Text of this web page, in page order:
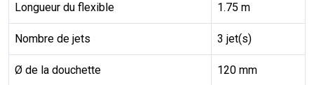
Longueur du flexible 1.75 m
Nombre de jets 3 jet(s)
Ø de la douchette 120 mm